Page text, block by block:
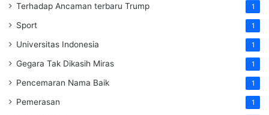
Terhadap Ancaman terbaru Trump 1
Sport 1
Universitas Indonesia 1
Gegara Tak Dikasih Miras 1
Pencemaran Nama Baik 1
Pemerasan 1